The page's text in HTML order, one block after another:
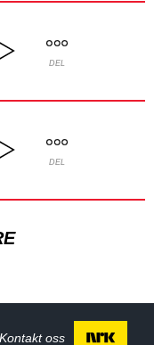
DEL
DEL
Kontakt oss